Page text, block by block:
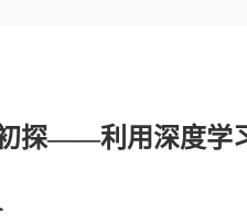
探——利用深度学